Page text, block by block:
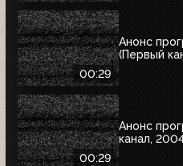
00:29
Анонс
(Первый
00:29
Анонс
канал,